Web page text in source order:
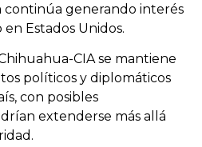
continúa generando interés
Estados Unidos.
CIA se mantiene
políticos y diplomáticos
con posibles
extenderse más allá